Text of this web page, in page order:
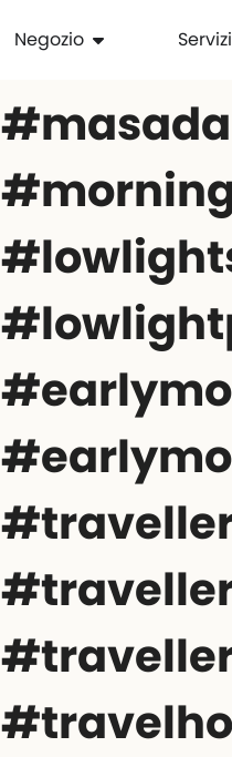
Negozio Servizi